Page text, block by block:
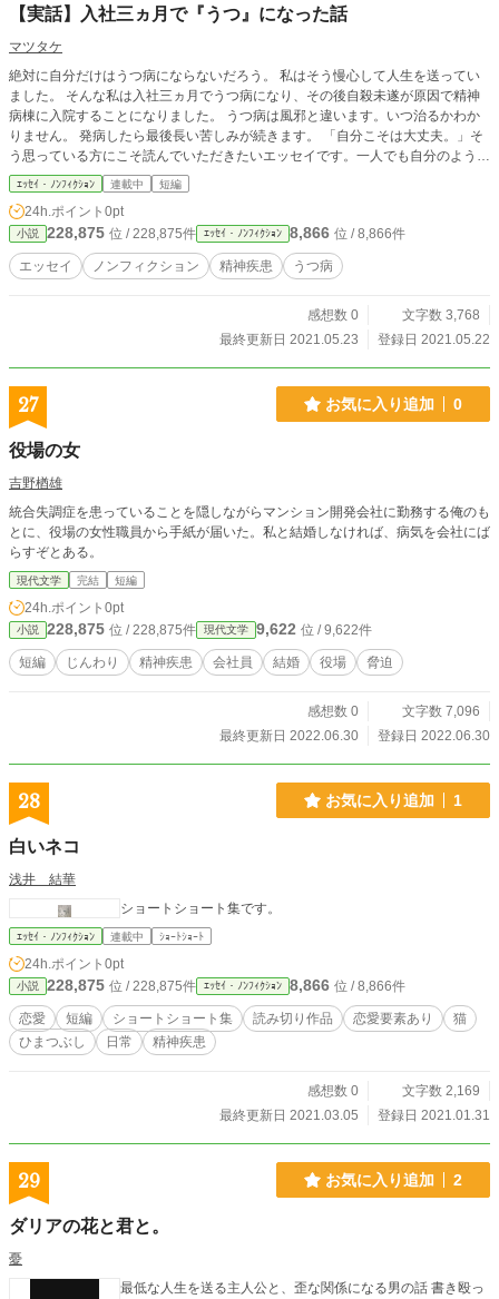
【実話】入社三ヵ月で『うつ』になった話
マツタケ
絶対に自分だけはうつ病にならないだろう。 私はそう慢心して人生を送ってい
ました。 そんな私は入社三ヵ月でうつ病になり、その後自殺未遂が原因で精神
病棟に入院することになりました。 うつ病は風邪と違います。いつ治るかわか
りません。 発病したら最後長い苦しみが続きます。 「自分こそは大丈夫。」そ
う思っている方にこそ読んでいただきたいエッセイです。一人でも自分のような
人間がいなくなるようにという思いを込めて。
ｴｯｾｲ・ﾉﾝﾌｨｸｼｮﾝ 連載中 短編
24h.ポイント 0pt
小説 228,875 位 / 228,875件 ｴｯｾｲ・ﾉﾝﾌｨｸｼｮﾝ 8,866 位 / 8,866件
エッセイ ノンフィクション 精神疾患 うつ病
感想数 0
文字数 3,768
最終更新日 2021.05.23
登録日 2021.05.22
27 お気に入り追加 0
役場の女
吉野楢雄
統合失調症を患っていることを隠しながらマンション開発会社に勤務する俺のも
とに、役場の女性職員から手紙が届いた。私と結婚しなければ、病気を会社にば
らすぞとある。
現代文学 完結 短編
24h.ポイント 0pt
小説 228,875 位 / 228,875件 現代文学 9,622 位 / 9,622件
短編 じんわり 精神疾患 会社員 結婚 役場 脅迫
感想数 0
文字数 7,096
最終更新日 2022.06.30
登録日 2022.06.30
28 お気に入り追加 1
白いネコ
浅井 結華
ショートショート集です。
ｴｯｾｲ・ﾉﾝﾌｨｸｼｮﾝ 連載中 ｼｮｰﾄｼｮｰﾄ
24h.ポイント 0pt
小説 228,875 位 / 228,875件 ｴｯｾｲ・ﾉﾝﾌｨｸｼｮﾝ 8,866 位 / 8,866件
恋愛 短編 ショートショート集 読み切り作品 恋愛要素あり
猫
ひまつぶし
日常 精神疾患
感想数 0
文字数 2,169
最終更新日 2021.03.05
登録日 2021.01.31
29 お気に入り追加 2
ダリアの花と君と。
憂
最低な人生を送る主人公と、歪な関係になる男の話 書き殴っ